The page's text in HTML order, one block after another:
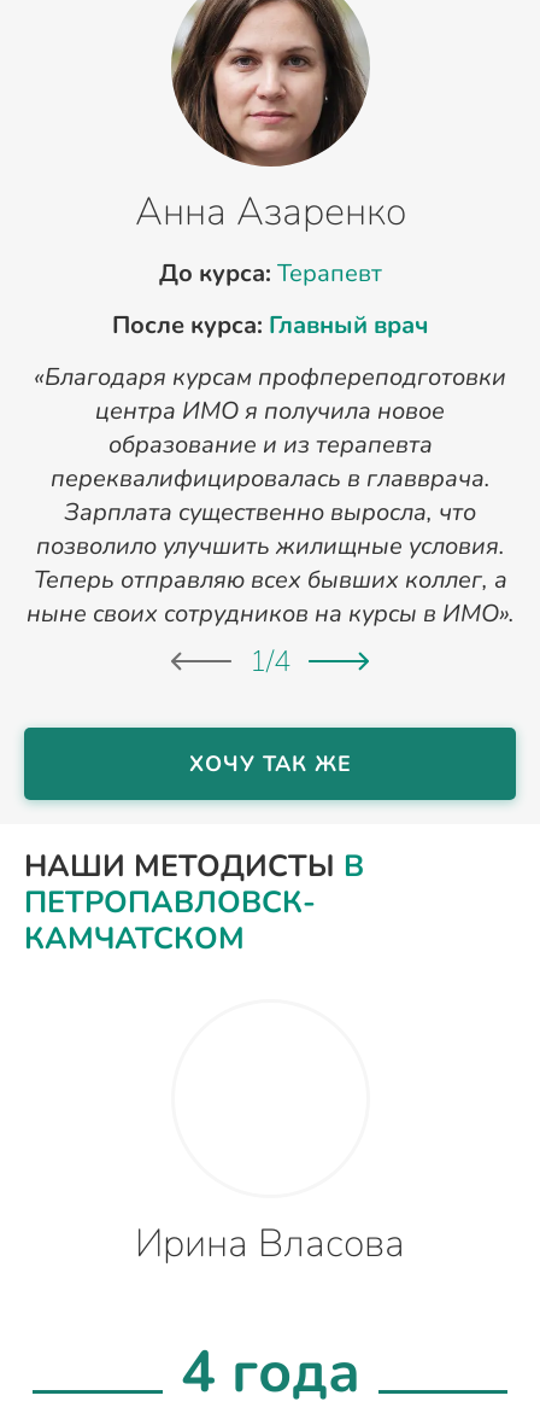
Анна Азаренко
До курса: Терапевт
После курса: Главный врач
«Благодаря курсам профпереподготовки
центра ИМО я получила новое
образование и из терапевта
переквалифицировалась в главврача.
Зарплата существенно выросла, что
позволило улучшить жилищные условия.
Теперь отправляю всех бывших коллег, а
ныне своих сотрудников на курсы в ИМО».
1/4
ХОЧУ ТАК ЖЕ
НАШИ МЕТОДИСТЫ В
ПЕТРОПАВЛОВСК-
КАМЧАТСКОМ
Ирина Власова
4 года